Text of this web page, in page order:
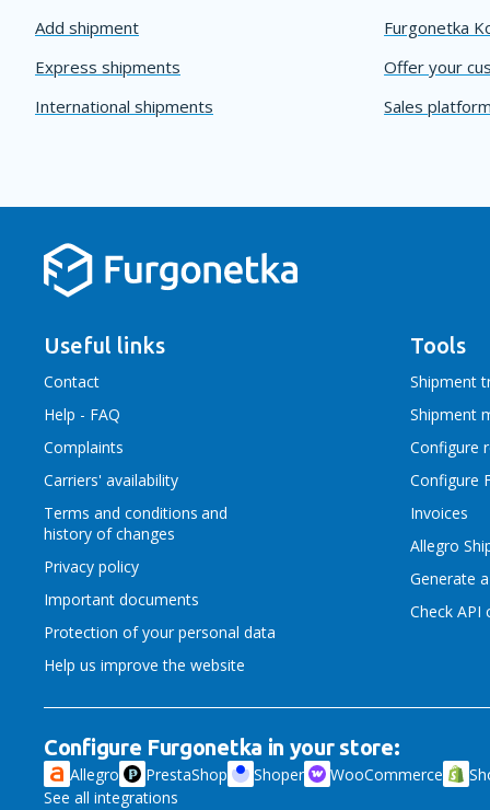
Add shipment
Express shipments
International shipments
Furgonetka
Offer your
Sales
Useful links
Contact
Help - FAQ
Complaints
Carriers' availability
Terms and conditions and
history of changes
Privacy policy
Important documents
Protection of your personal data
Help us improve the website
Tools
Shipment
Shipment
Configure
Configure
Invoices
Allegro
Generate
Check API
Configure Furgonetka in your store:
Allegro PrestaShop Shoper WooCommerce
See all integrations